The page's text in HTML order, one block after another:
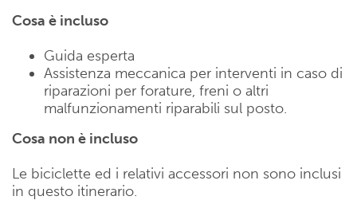
Cosa è incluso
Guida esperta
Assistenza meccanica per interventi in caso di
riparazioni per forature, freni o altri
malfunzionamenti riparabili sul posto.
Cosa non è incluso
Le biciclette ed i relativi accessori non sono inclusi
in questo itinerario.